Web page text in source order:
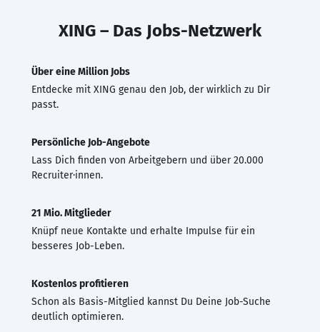
XING – Das Jobs-Netzwerk
Über eine Million Jobs
Entdecke mit XING genau den Job, der wirklich zu Dir
passt.
Persönliche Job-Angebote
Lass Dich finden von Arbeitgebern und über 20.000
Recruiter·innen.
21 Mio. Mitglieder
Knüpf neue Kontakte und erhalte Impulse für ein
besseres Job-Leben.
Kostenlos profitieren
Schon als Basis-Mitglied kannst Du Deine Job-Suche
deutlich optimieren.